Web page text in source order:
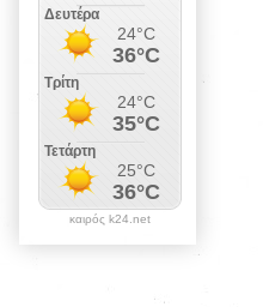
καιρός k24.net